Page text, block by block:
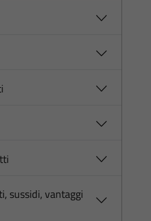
sussidi, vantaggi